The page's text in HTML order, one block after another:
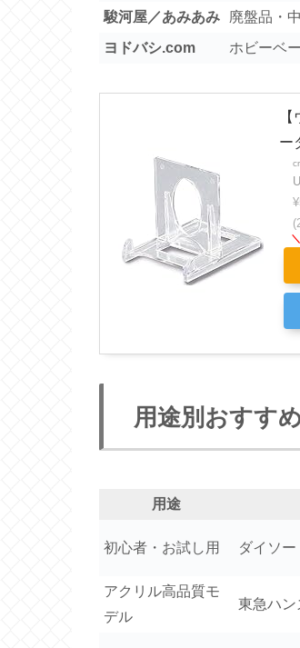
駿河屋／あみあみ
廃盤品・
ヨドバシ.com
ホビーベ
ー
用途別おすす
用途
初心者・お試し用 ダイソ
アクリル高品質モ
デル
東急ハン